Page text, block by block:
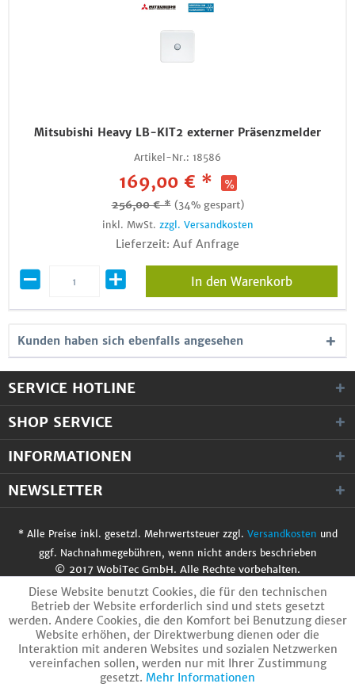
Mitsubishi Heavy LB-KIT2 externer Präsenzmelder
Artikel-Nr.: 18586
169,00 € *
256,00 € * (34% gespart)
inkl. MwSt. zzgl. Versandkosten
Lieferzeit: Auf Anfrage
In den Warenkorb
Kunden haben sich ebenfalls angesehen
SERVICE HOTLINE
SHOP SERVICE
INFORMATIONEN
NEWSLETTER
* Alle Preise inkl. gesetzl. Mehrwertsteuer zzgl. Versandkosten und
ggf. Nachnahmegebühren, wenn nicht anders beschrieben
© 2017 WobiTec GmbH. Alle Rechte vorbehalten.
Diese Website benutzt Cookies, die für den technischen
Betrieb der Website erforderlich sind und stets gesetzt
werden. Andere Cookies, die den Komfort bei Benutzung dieser
Website erhöhen, der Direktwerbung dienen oder die
Interaktion mit anderen Websites und sozialen Netzwerken
vereinfachen sollen, werden nur mit Ihrer Zustimmung
gesetzt. Mehr Informationen